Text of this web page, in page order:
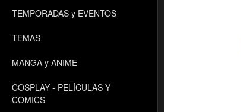
TEMPORADAS y EVENTOS
TEMAS
MANGA y ANIME
COSPLAY - PELÍCULAS Y
COMICS